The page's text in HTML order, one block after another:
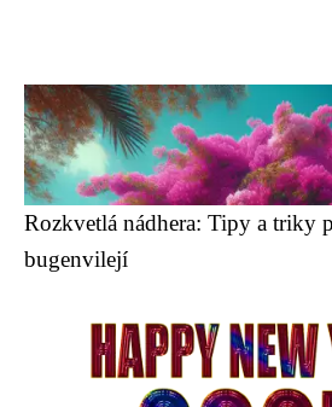
Rozkvetlá nádhera: Tipy a triky
bugenvilejí